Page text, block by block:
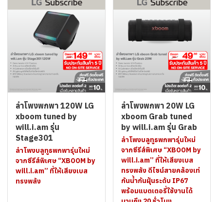
ลำโพงพกพา 120W LG
xboom tuned by
will.i.am รุ่น
Stage301
ลำโพงบลูทูธพกพารุ่นใหม่
จากซีรีส์พิเศษ “XBOOM by
will.i.am” ที่ให้เสียงเบส
ทรงพลัง
ลำโพงพกพา 20W LG
xboom Grab tuned
by will.i.am รุ่น Grab
ลำโพงบลูทูธพกพารุ่นใหม่
จากซีรีส์พิเศษ “XBOOM by
will.i.am” ที่ให้เสียงเบส
ทรงพลัง ดีไซน์สายคล้องเท่
กันน้ำกันฝุ่นระดับ IP67
พร้อมแบตเตอรี่ใช้งานได้